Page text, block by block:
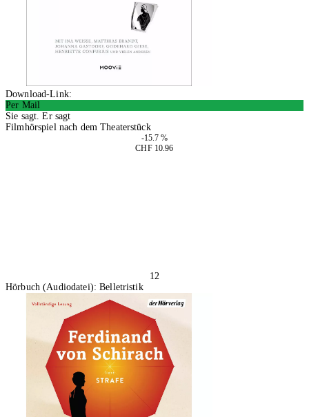
Download-Link:
Per Mail
Sie sagt. Er sagt
Filmhörspiel nach dem Theaterstück
-15.7 %
CHF 10.96
12
Hörbuch (Audiodatei): Belletristik